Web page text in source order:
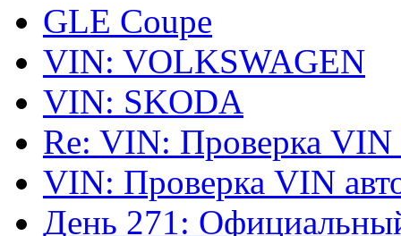
GLE Coupe
VIN: VOLKSWAGEN
VIN: SKODA
Re: VIN: Проверка VIN
VIN: Проверка VIN
День 271: